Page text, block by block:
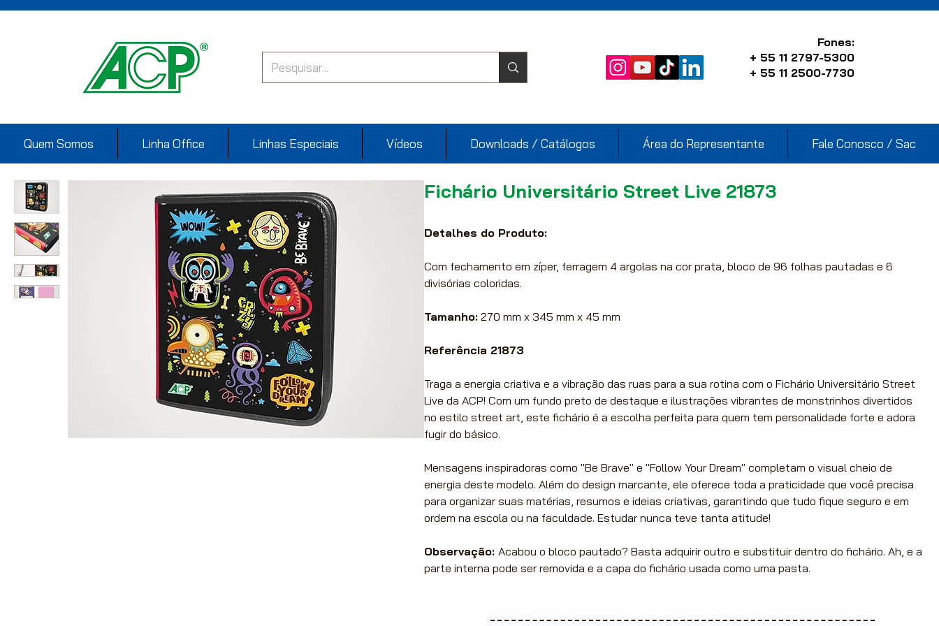
Fones:
+ 55 11 2797-5300
+ 55 11 2500-7730
Quem Somos Linha Office Linhas Especiais Vídeos Downloads / Catálogos Área do Representante Fale Conosco / Sac
Fichário Universitário Street Live 21873
Detalhes do Produto:
Com fechamento em zíper, ferragem 4 argolas na cor prata, bloco de 96 folhas pautadas e 6
divisórias coloridas.
Tamanho:270 mm x 345 mm x 45 mm
Referência 21873
Traga a energia criativa e a vibração das ruas para a sua rotina com o Fichário Universitário Street
Live da ACP! Com um fundo preto de destaque e ilustrações vibrantes de monstrinhos divertidos
no estilo street art, este fichário é a escolha perfeita para quem tem personalidade forte e adora
fugir do básico.
Mensagens inspiradoras como "Be Brave" e "Follow Your Dream" completam o visual cheio de
energia deste modelo. Além do design marcante, ele oferece toda a praticidade que você precisa
para organizar suas matérias, resumos e ideias criativas, garantindo que tudo fique seguro e em
ordem na escola ou na faculdade. Estudar nunca teve tanta atitude!
Observação: Acabou o bloco pautado? Basta adquirir outro e substituir dentro do fichário. Ah, e a
parte interna pode ser removida e a capa do fichário usada como uma pasta.